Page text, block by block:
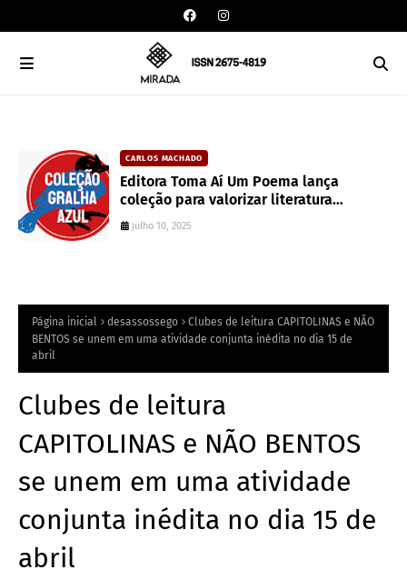
CARLOS MACHADO
Editora Toma Aí Um Poema lança
coleção para valorizar literatura
paranaense
julho 10, 2025
Página inicial desassossego
Clubes de leitura CAPITOLINAS e NÃO
BENTOS se unem em uma atividade conjunta inédita no dia 15 de
abril
Clubes de leitura
CAPITOLINAS e NÃO BENTOS
se unem em uma atividade
conjunta inédita no dia 15 de
abril